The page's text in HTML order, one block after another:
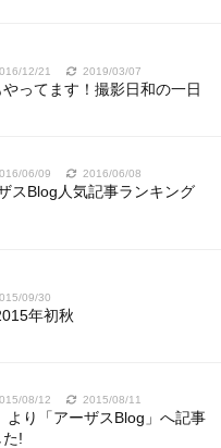
12/21 2019/03/07
ってます！撮影日和の一日
06/09 2016/06/08
スBlog人気記事ランキング
09/30
年初秋
08/12 2015/08/11
より「アーザスBlog」へ記事
!